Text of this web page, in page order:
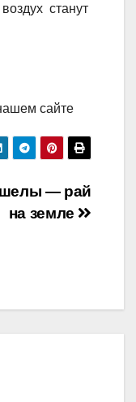
станут
сайте
— рай
на земле